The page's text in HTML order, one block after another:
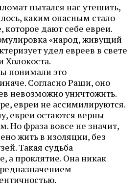
пытался нас утешить,
каким опасным стало
которое дают себе евреи.
«народ, живущий
удел евреев в свете
Холокоста.
понимали это
Согласно Раши, оно
невозможно уничтожить.
евреи не ассимилируются.
евреи остаются верны
Но фраза вовсе не значит,
жить в изоляции, без
Такая судьба
а проклятие. Она никак